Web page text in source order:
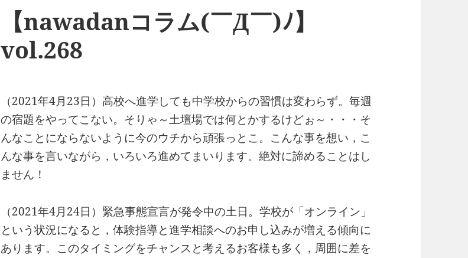
【nawadanコラム(￣Д￣)ﾉ】
vol.268
（2021年4月23日）高校へ進学しても中学校からの習慣は変わらず。毎週
の宿題をやってこない。そりゃ～土壇場では何とかするけどぉ～・・・そ
んなことにならないように今のウチから頑張っとこ。こんな事を想い，こ
んな事を言いながら，いろいろ進めてまいります。絶対に諦めることはし
ません！
（2021年4月24日）緊急事態宣言が発令中の土日。学校が「オンライン」
という状況になると，体験指導と進学相談へのお申し込みが増える傾向に
あります。このタイミングをチャンスと考えるお客様も多く，周囲に差を